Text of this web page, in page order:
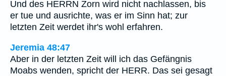
Und des HERRN Zorn wird nicht nachlassen, bis
er tue und ausrichte, was er im Sinn hat; zur
letzten Zeit werdet ihr's wohl erfahren.
Jeremia 48:47
Aber in der letzten Zeit will ich das Gefängnis
Moabs wenden, spricht der HERR. Das sei gesagt